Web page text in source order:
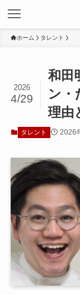
ホーム タレント
和田
ン・
理由
2026
4/29
タレント 2026